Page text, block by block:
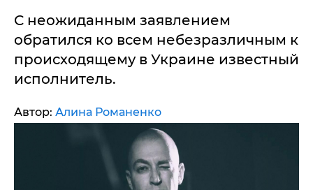
С неожиданным заявлением
обратился ко всем небезразличным к
происходящему в Украине известный
исполнитель.
Автор: Алина Романенко